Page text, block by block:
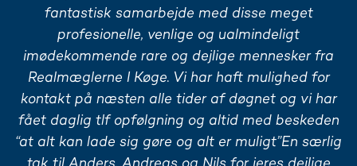
fantastisk samarbejde med disse meget
profesionelle, venlige og ualmindeligt
imødekommende rare og dejlige mennesker fra
Realmæglerne I Køge. Vi har haft mulighed for
kontakt på næsten alle tider af døgnet og vi har
fået daglig tlf opfølgning og altid med beskeden
“at alt kan lade sig gøre og alt er muligt”En særlig